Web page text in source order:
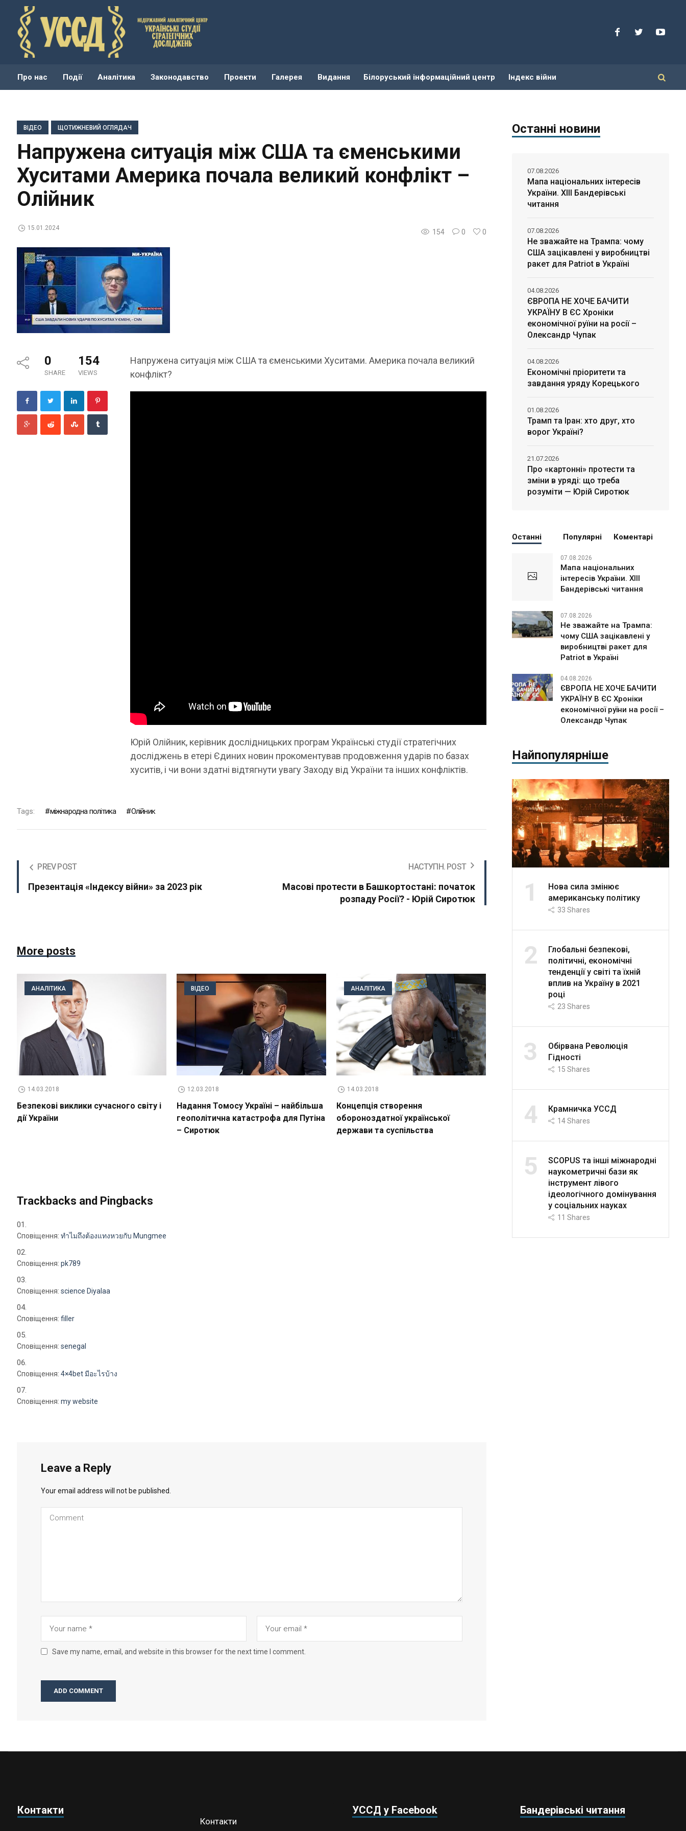
Про нас Події Аналітика Законодавство Проекти Галерея Видання Білоруський інформаційний центр Індекс війни
ВІДЕО ЩОТИЖНЕВИЙ ОГЛЯДАЧ
Напружена ситуація між США та єменськими
Хуситами Америка почала великий конфлікт –
Олійник
154 0 0
15.01.2024
0
SHARE
154
VIEWS
Напружена ситуація між США та єменськими Хуситами. Америка почала великий
конфлікт?
Юрій Олійник, керівник дослідницьких програм Українські студії стратегічних
досліджень в етері Єдиних новин прокоментував продовження ударів по базах
хуситів, і чи вони здатні відтягнути увагу Заходу від України та інших конфліктів.
Tags: міжнародна політика Олійник
PREV POST
Презентація «Індексу війни» за 2023 рік
НАСТУПН. POST
Масові протести в Башкортостані: початок
розпаду Росії? - Юрій Сиротюк
More posts
АНАЛІТИКА
14.03.2018
Безпекові виклики сучасного світу і
дії України
ВІДЕО
12.03.2018
Надання Томосу Україні – найбільша
геополітична катастрофа для Путіна
– Сиротюк
АНАЛІТИКА
14.03.2018
Концепція створення
обороноздатної української
держави та суспільства
Trackbacks and Pingbacks
Сповіщення:ทำไมถึงต้องแทงหวยกับ Mungmee
Сповіщення:pk789
Сповіщення:science Diyalaa
Сповіщення:filler
Сповіщення:senegal
Сповіщення:4×4bet มีอะไรบ้าง
Сповіщення:my website
Leave a Reply
Your email address will not be published.
Save my name, email, and website in this browser for the next time I comment.
Останні новини
Мапа національних інтересів
України. ХІІІ Бандерівські
читання
07.08.2026
Не зважайте на Трампа: чому
США зацікавлені у виробництві
ракет для Patriot в Україні
07.08.2026
ЄВРОПА НЕ ХОЧЕ БАЧИТИ
УКРАЇНУ В ЄС Хроніки
економічної руїни на росії –
Олександр Чупак
04.08.2026
Економічні пріоритети та
завдання уряду Корецького
04.08.2026
Трамп та Іран: хто друг, хто
ворог Україні?
01.08.2026
Про «картонні» протести та
зміни в уряді: що треба
розуміти — Юрій Сиротюк
21.07.2026
Останні Популярні Коментарі
07.08.2026
Мапа національних
інтересів України. ХІІІ
Бандерівські читання
07.08.2026
Не зважайте на Трампа:
чому США зацікавлені у
виробництві ракет для
Patriot в Україні
04.08.2026
ЄВРОПА НЕ ХОЧЕ БАЧИТИ
УКРАЇНУ В ЄС Хроніки
економічної руїни на росії –
Олександр Чупак
Найпопулярніше
1
Нова сила змінює
американську політику
33 Shares
2
Глобальні безпекові,
політичні, економічні
тенденції у світі та їхній
вплив на Україну в 2021
році
23 Shares
3
Обірвана Революція
Гідності
15 Shares
4 Крамничка УССД
14Shares
5
SCOPUS та інші міжнародні
наукометричні бази як
інструмент лівого
ідеологічного домінування
у соціальних науках
11 Shares
Контакти
Контакти
УССД у Facebook Бандерівські читання